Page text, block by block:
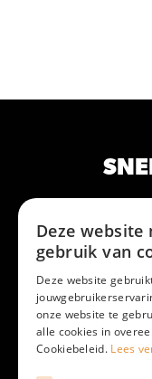
Hulp
Deze website
gebruik van
Deze website
onze website te
alle cookies in
Cookiebeleid. Lees